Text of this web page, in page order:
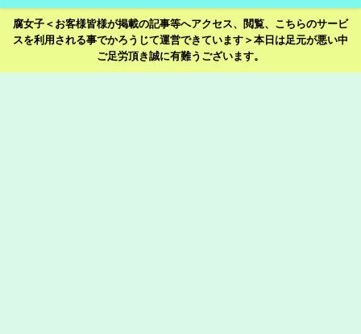
腐女子＜お客様皆様が掲載の記事等へアクセス、閲覧、こちらのサービ
スを利用される事でかろうじて運営できています＞本日は足元が悪い中
ご足労頂き誠に有難うございます。